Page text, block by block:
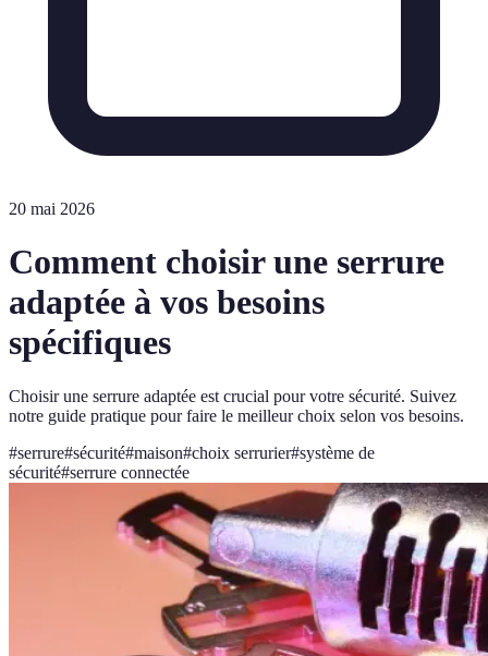
20 mai 2026
Comment choisir une serrure
adaptée à vos besoins
spécifiques
Choisir une serrure adaptée est crucial pour votre sécurité. Suivez
notre guide pratique pour faire le meilleur choix selon vos besoins.
#serrure#sécurité#maison#choix serrurier#système de
sécurité#serrure connectée